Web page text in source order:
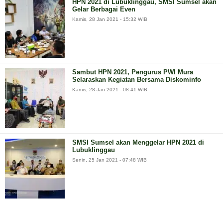
HPN 2021 di Lubuklinggau, SMSI Sumsel akan
Gelar Berbagai Even
Kamis, 28 Jan 2021 - 15:32 WIB
Sambut HPN 2021, Pengurus PWI Mura
Selaraskan Kegiatan Bersama Diskominfo
Kamis, 28 Jan 2021 - 08:41 WIB
SMSI Sumsel akan Menggelar HPN 2021 di
Lubuklinggau
Senin, 25 Jan 2021 - 07:48 WIB